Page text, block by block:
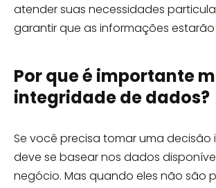
atender suas necessidades
garantir que as informações
Por que é importante
integridade de dados?
Se você precisa tomar uma decisão
deve se basear nos dados
negócio. Mas quando eles não são